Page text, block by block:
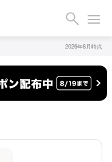
2026年8月時点